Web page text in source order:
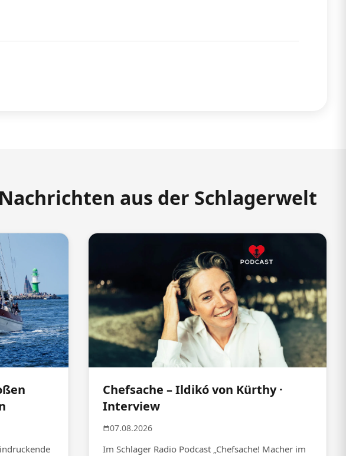
aus der Schlagerwelt
Chefsache – Ildikó von Kürthy ·
Interview
07.08.2026
Im Schlager Radio Podcast „Chefsache! Macher im